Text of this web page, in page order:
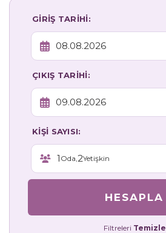
GİRİŞ TARİHİ:
ÇIKIŞ TARİHİ:
KİŞİ SAYISI:
1 Oda,2Yetişkin
HESAPLA
Filtreleri Temizle